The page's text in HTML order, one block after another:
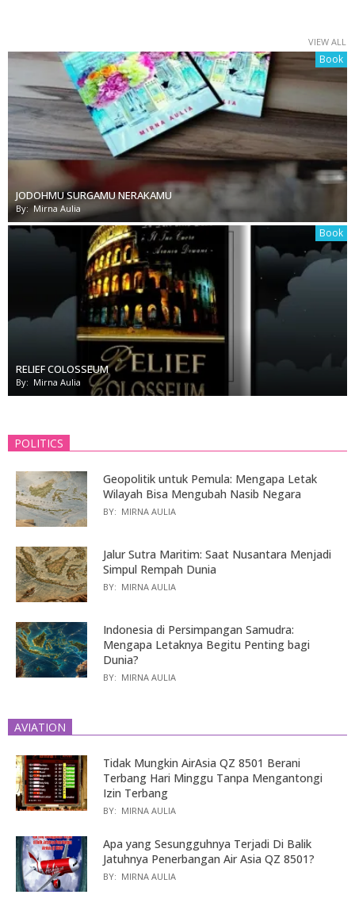
VIEW ALL
Book
JODOHMU SURGAMU NERAKAMU
By: Mirna Aulia
Book
RELIEF COLOSSEUM
By: Mirna Aulia
POLITICS
Geopolitik untuk Pemula: Mengapa Letak
Wilayah Bisa Mengubah Nasib Negara
BY: MIRNA AULIA
Jalur Sutra Maritim: Saat Nusantara Menjadi
Simpul Rempah Dunia
BY: MIRNA AULIA
Indonesia di Persimpangan Samudra:
Mengapa Letaknya Begitu Penting bagi
Dunia?
BY: MIRNA AULIA
AVIATION
Tidak Mungkin AirAsia QZ 8501 Berani
Terbang Hari Minggu Tanpa Mengantongi
Izin Terbang
BY: MIRNA AULIA
Apa yang Sesungguhnya Terjadi Di Balik
Jatuhnya Penerbangan Air Asia QZ 8501?
BY: MIRNA AULIA